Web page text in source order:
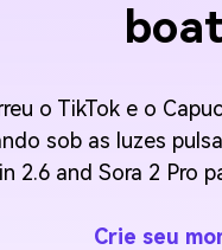
o TikTok e o
sob as luzes
2.6 and Sora 2
Crie seu